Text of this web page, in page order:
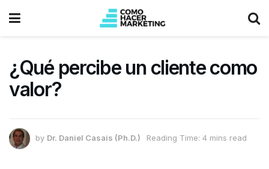
¿Qué percibe un cliente como
valor?
by Dr. Daniel Casais (Ph.D.) Reading Time: 4 mins read